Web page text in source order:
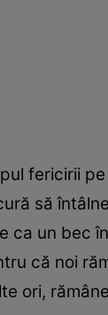
fericirii
să
ca un bec
că noi
ori,